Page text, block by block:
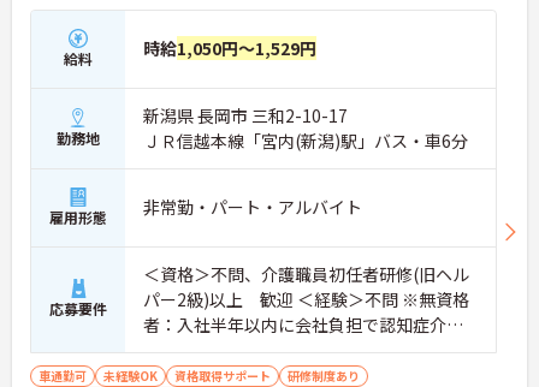
給料 時給1,050円～1,529円
勤務地
新潟県 長岡市 三和2-10-17
ＪＲ信越本線「宮内(新潟)駅」バス・車6分
雇用形態 非常勤・パート・アルバイト
応募要件
＜資格＞不問、介護職員初任者研修(旧ヘル
パー2級)以上 歓迎 ＜経験＞不問 ※無資格
者：入社半年以内に会社負担で認知症介護
基礎研修受講
車通勤可 未経験OK 資格取得サポート
研修制度あり